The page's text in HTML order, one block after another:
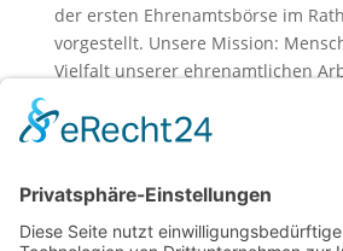
der ersten Ehrenamtsbörse im
vorgestellt. Unsere Mission:
Vielfalt unserer ehrenamtlichen
war unsere sympathische...
Buy now